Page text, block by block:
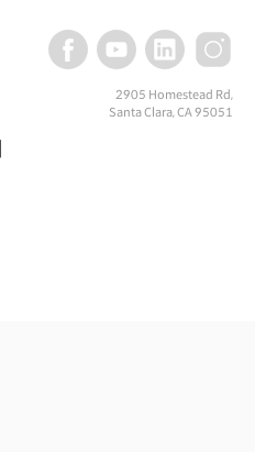
2905 Homestead Rd,
Santa Clara, CA 95051